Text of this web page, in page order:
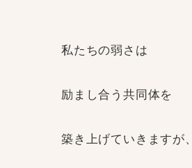
私たちの弱さは
励まし合う共同体を
築き上げていきますが、